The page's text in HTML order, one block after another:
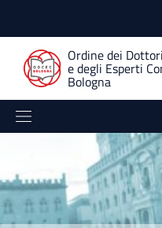
Ordine dei
e degli Esperti
Bologna